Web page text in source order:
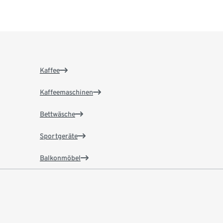
Kaffee
Kaffeemaschinen
Bettwäsche
Sportgeräte
Balkonmöbel